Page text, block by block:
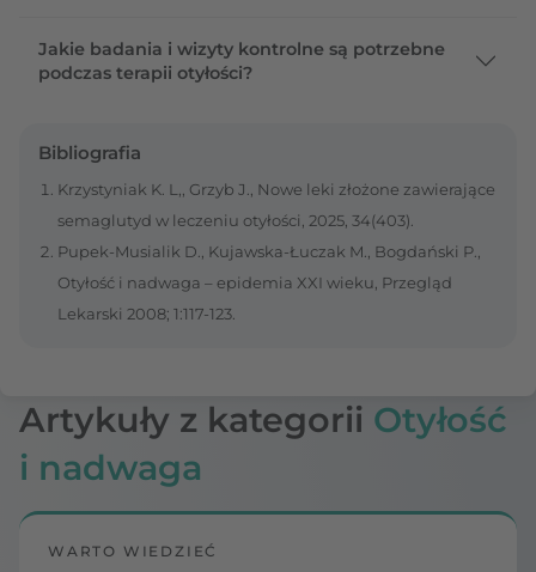
Jakie badania i wizyty kontrolne są potrzebne
podczas terapii otyłości?
Bibliografia
Krzystyniak K. L,, Grzyb J., Nowe leki złożone zawierające
semaglutyd w leczeniu otyłości, 2025, 34(403).
Pupek-Musialik D., Kujawska-Łuczak M., Bogdański P.,
Otyłość i nadwaga – epidemia XXI wieku, Przegląd
Lekarski 2008; 1:117-123.
Artykuły z kategorii Otyłość
i nadwaga
WARTO WIEDZIEĆ